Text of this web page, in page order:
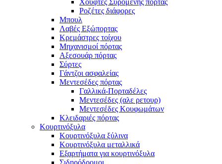
Χούφτες Συρόμενης πόρτας
Ροζέτες διάφορες
Μπουλ
Λαβές Εξώπορτας
Κρεμάστρες τοίχου
Μηχανισμοί πόρτας
Αξεσουάρ πόρτας
Σύρτες
Γάντζοι ασφαλείας
Μεντεσέδες πόρτας
Γαλλικά-Πορταδέλες
Μεντεσέδες (αλε ρετουρ)
Μεντεσέδες Κουφωμάτων
Κλειδαριές πόρτας
Κουρτινόξυλα
Κουρτινόξυλα ξύλινα
Κουρτινόξυλα μεταλλικά
Εξαρτήματα για κουρτινόξυλα
Σιδηρόδρομοι